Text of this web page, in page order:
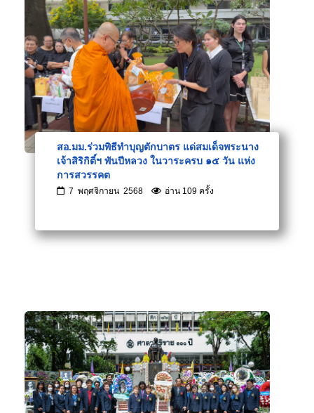
สอ.มม.ร่วมพิธีทำบุญตักบาตร แด่สมเด็จพระนาง
เจ้าสิริกิติ์ฯ พันปีหลวง ในวาระครบ ๑๕ วัน แห่ง
การสวรรคต
7 พฤศจิกายน 2568 อ่าน 109 ครั้ง